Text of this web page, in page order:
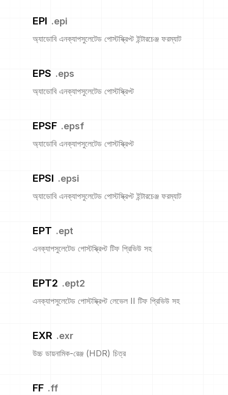
EPI .epi
অ্যাডোবি এনক্যাপসুলেটেড পোস্টস্ক্রিপ্ট ইন্টারচেঞ্জ ফরম্যাট
EPS .eps
অ্যাডোবি এনক্যাপসুলেটেড পোস্টস্ক্রিপ্ট
EPSF .epsf
অ্যাডোবি এনক্যাপসুলেটেড পোস্টস্ক্রিপ্ট
EPSI .epsi
অ্যাডোবি এনক্যাপসুলেটেড পোস্টস্ক্রিপ্ট ইন্টারচেঞ্জ ফরম্যাট
EPT .ept
এনক্যাপসুলেটেড পোস্টস্ক্রিপ্ট টিফ প্রিভিউ সহ
EPT2 .ept2
এনক্যাপসুলেটেড পোস্টস্ক্রিপ্ট লেভেল II টিফ প্রিভিউ সহ
EXR .exr
উচ্চ ডায়নামিক-রেঞ্জ (HDR) চিত্র
FF .ff